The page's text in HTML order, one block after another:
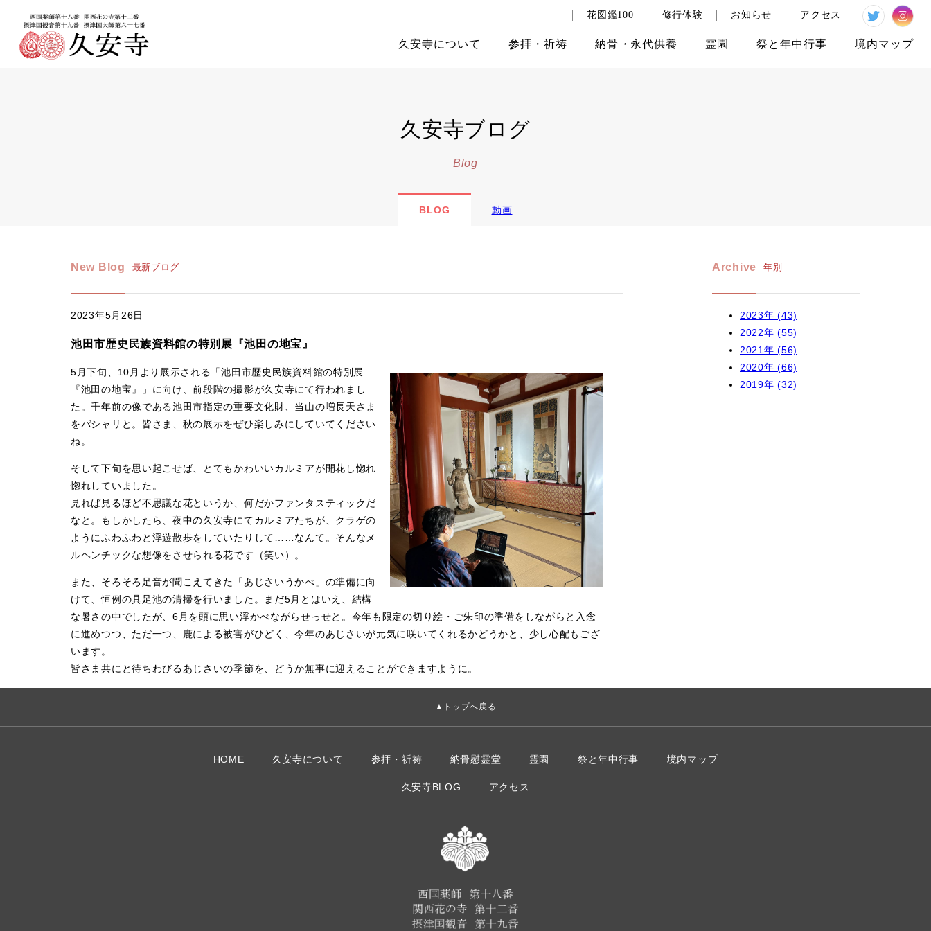
アクセス
お知らせ
修行体験
花図鑑100
久安寺について 参拝 ・ 祈祷 納骨 ・ 永代供養 霊園 祭と 年中行事 境内マップ
久安寺ブログ
Blog
BLOG 動画
New Blog 最新ブログ
2023年5月26日
池田市歴史民族資料館の特別展『池田の地宝』
5月下旬、10月より展示される「池田市歴史民族資料館の特別展
『池田の地宝』」に向け、前段階の撮影が久安寺にて行われまし
た。千年前の像である池田市指定の重要文化財、当山の増長天さま
をパシャリと。皆さま、秋の展示をぜひ楽しみにしていてください
ね。
そして下旬を思い起こせば、とてもかわいいカルミアが開花し惚れ
惚れしていました。
見れば見るほど不思議な花というか、何だかファンタスティックだ
なと。もしかしたら、夜中の久安寺にてカルミアたちが、クラゲの
ようにふわふわと浮遊散歩をしていたりして……なんて。そんなメ
ルヘンチックな想像をさせられる花です（笑い）。
また、そろそろ足音が聞こえてきた「あじさいうかべ」の準備に向
けて、恒例の具足池の清掃を行いました。まだ5月とはいえ、結構
な暑さの中でしたが、6月を頭に思い浮かべながらせっせと。今年も限定の切り絵・ご朱印の準備をしながらと入念
に進めつつ、ただ一つ、鹿による被害がひどく、今年のあじさいが元気に咲いてくれるかどうかと、少し心配もござ
います。
皆さま共にと待ちわびるあじさいの季節を、どうか無事に迎えることができますように。
Archive 年別
2023年 (43)
2022年 (55)
2021年 (56)
2020年 (66)
2019年 (32)
▲トップへ戻る
HOME 久安寺について 参拝・祈祷 納骨慰霊堂 霊園 祭と年中行事 境内マップ
久安寺BLOG アクセス